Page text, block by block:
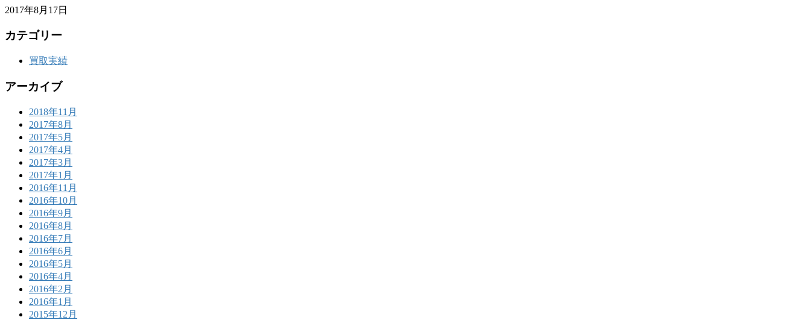
2017年8月17日
カテゴリー
買取実績
アーカイブ
2018年11月
2017年8月
2017年5月
2017年4月
2017年3月
2017年1月
2016年11月
2016年10月
2016年9月
2016年8月
2016年7月
2016年6月
2016年5月
2016年4月
2016年2月
2016年1月
2015年12月